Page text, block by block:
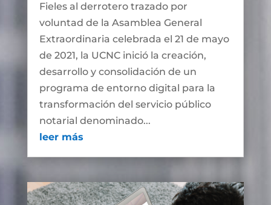
Fieles al derrotero trazado por
voluntad de la Asamblea General
Extraordinaria celebrada el 21 de mayo
de 2021, la UCNC inició la creación,
desarrollo y consolidación de un
programa de entorno digital para la
transformación del servicio público
notarial denominado...
leer más